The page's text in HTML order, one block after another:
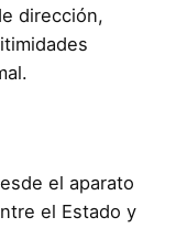
dirección,
el aparato
el Estado y